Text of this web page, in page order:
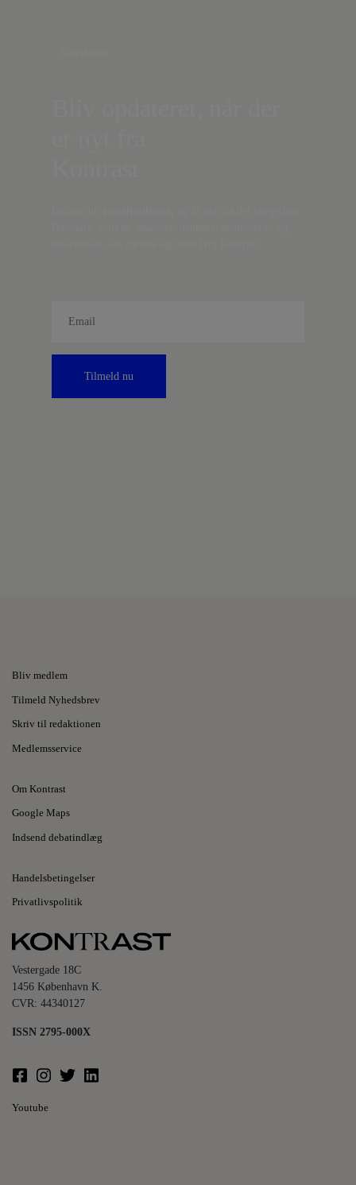
Tilmeld nu
Bliv medlem
Tilmeld Nyhedsbrev
Skriv til redaktionen
Medlemsservice
Om Kontrast
Google Maps
Indsend debatindlæg
Handelsbetingelser
Privatlivspolitik
Vestergade 18C
1456 København K.
CVR: 44340127
ISSN 2795-000X
Youtube